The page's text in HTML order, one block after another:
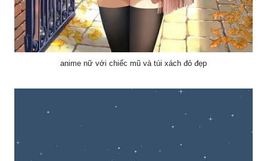
anime nữ với chiếc mũ và túi xách đỏ đẹp